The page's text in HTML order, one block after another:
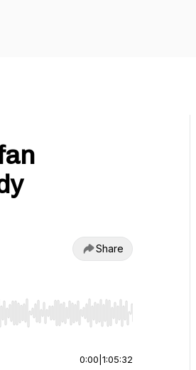
Share
to jump to start or end. Hold shift
0:00 1:05:32